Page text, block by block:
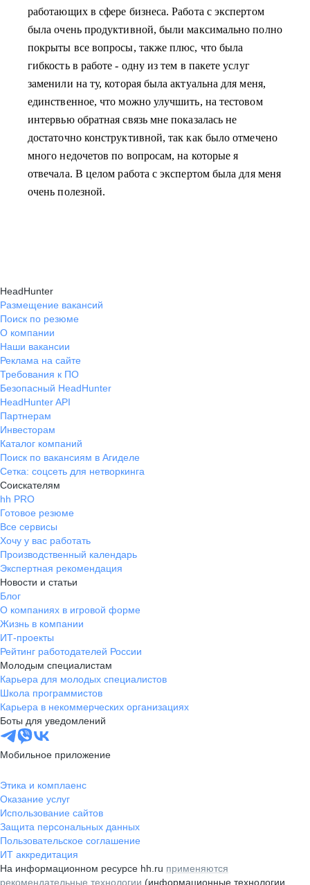
работающих в сфере бизнеса. Работа с экспертом
была очень продуктивной, были максимально полно
покрыты все вопросы, также плюс, что была
гибкость в работе - одну из тем в пакете услуг
заменили на ту, которая была актуальна для меня,
единственное, что можно улучшить, на тестовом
интервью обратная связь мне показалась не
достаточно конструктивной, так как было отмечено
много недочетов по вопросам, на которые я
отвечала. В целом работа с экспертом была для меня
очень полезной.
HeadHunter
Размещение вакансий
Поиск по резюме
О компании
Наши вакансии
Реклама на сайте
Требования к ПО
Безопасный HeadHunter
HeadHunter API
Партнерам
Инвесторам
Каталог компаний
Поиск по вакансиям в Агиделе
Сетка: соцсеть для нетворкинга
Соискателям
hh PRO
Готовое резюме
Все сервисы
Хочу у вас работать
Производственный календарь
Экспертная рекомендация
Новости и статьи
Блог
О компаниях в игровой форме
Жизнь в компании
ИТ-проекты
Рейтинг работодателей России
Молодым специалистам
Карьера для молодых специалистов
Школа программистов
Карьера в некоммерческих организациях
Боты для уведомлений
Мобильное приложение
Этика и комплаенс
Оказание услуг
Использование сайтов
Защита персональных данных
Пользовательское соглашение
ИТ аккредитация
На информационном ресурсе hh.ru применяются
рекомендательные технологии (информационные технологии